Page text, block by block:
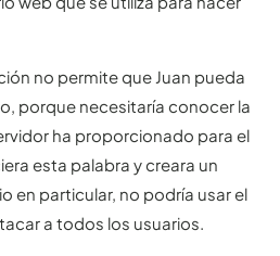
no permite que Juan pueda
porque necesitaría conocer la
ha proporcionado para el
esta palabra y creara un
en particular, no podría usar el
a todos los usuarios.